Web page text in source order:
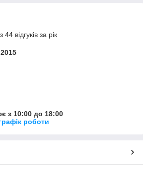
відгуків за рік
з 10:00 до 18:00
роботи